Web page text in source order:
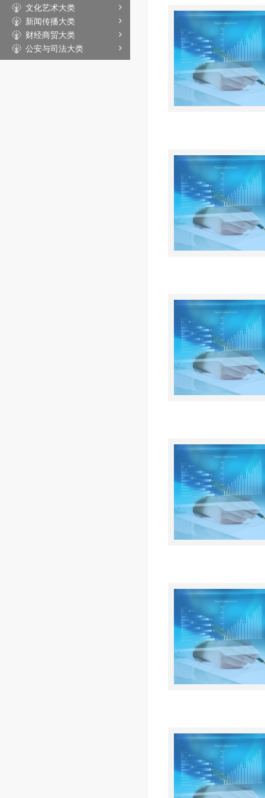
文化艺术大类
新闻传播大类
财经商贸大类
公安与司法大类